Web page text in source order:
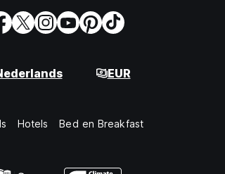
EUR
Hotels Bed en Breakfast